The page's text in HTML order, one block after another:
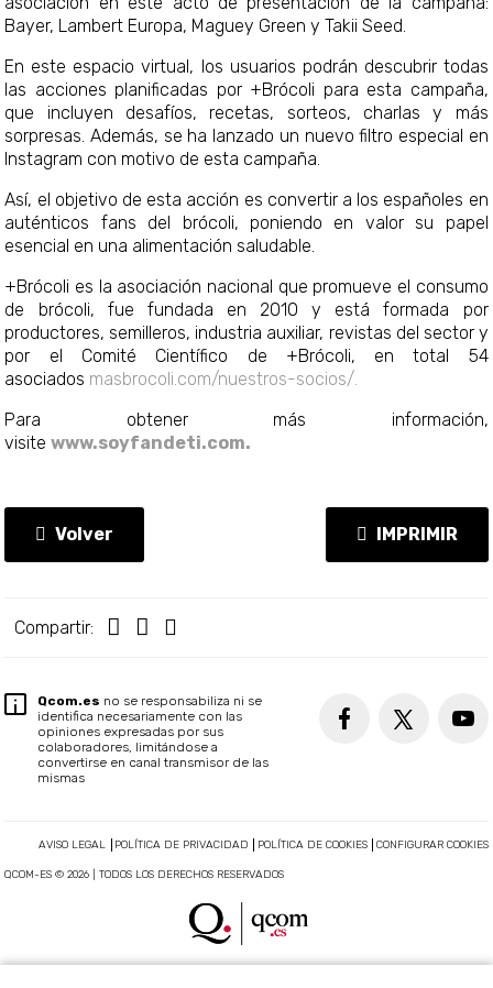
Bayer, Lambert Europa, Maguey Green y Takii Seed.
En este espacio virtual, los usuarios podrán descubrir todas
las acciones planificadas por +Brócoli para esta campaña,
que incluyen desafíos, recetas, sorteos, charlas y más
sorpresas. Además, se ha lanzado un nuevo filtro especial en
Instagram con motivo de esta campaña.
Así, el objetivo de esta acción es convertir a los españoles en
auténticos fans del brócoli, poniendo en valor su papel
esencial en una alimentación saludable.
+Brócoli es la asociación nacional que promueve el consumo
de brócoli, fue fundada en 2010 y está formada por
productores, semilleros, industria auxiliar, revistas del sector y
por el Comité Científico de +Brócoli, en total 54
asociados masbrocoli.com/nuestros-socios/.
Para obtener más información,
visitewww.soyfandeti.com.
Volver IMPRIMIR
Compartir:
Qcom.es no se responsabiliza ni se
identifica necesariamente con las
opiniones expresadas por sus
colaboradores, limitándose a
convertirse en canal transmisor de las
mismas
AVISO LEGAL POLÍTICA DE PRIVACIDAD POLÍTICA DE COOKIES CONFIGURAR COOKIES
QCOM-ES © 2026 | TODOS LOS DERECHOS RESERVADOS